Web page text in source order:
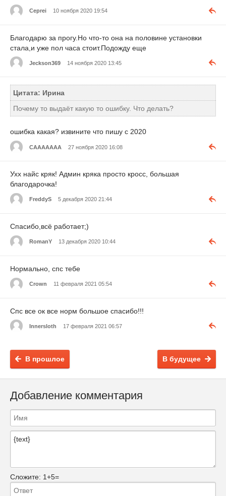
Ceprei 10 ноября 2020 19:54
Благодарю за прогу.Но что-то она на половине установки
стала,и уже пол часа стоит.Подожду еще
Jeckson369 14 ноября 2020 13:45
Цитата: Ирина
Почему то выдаёт какую то ошибку. Что делать?
ошибка какая? извините что пишу с 2020
СААААААА 27 ноября 2020 16:08
Ухх найс кряк! Админ кряка просто кросс, большая
благодарочка!
FreddyS 5 декабря 2020 21:44
Спасибо,всё работает;)
RomanY 13 декабря 2020 10:44
Нормально, спс тебе
Crown 11 февраля 2021 05:54
Спс все ок все норм большое спасибо!!!
Innersloth 17 февраля 2021 06:57
В будущее
В прошлое
Добавление комментария
Сложите: 1+5=